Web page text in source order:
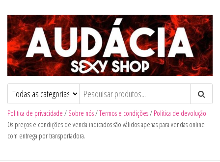
Audacia Sexy Shop
Politica de privacidade / Sobre nós/Termos e condições/ Politica de devolução
Os preços e condições de venda indicados são válidos apenas para vendas online
com entrega por transportadora.